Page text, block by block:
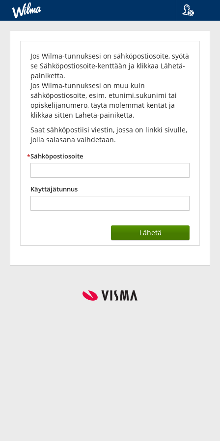
English
Unohditko
salasanasi?
Jos Wilma-tunnuksesi on sähköpostiosoite, syötä
se Sähköpostiosoite-kenttään ja klikkaa Lähetä-
painiketta.
Jos Wilma-tunnuksesi on muu kuin
sähköpostiosoite, esim. etunimi.sukunimi tai
opiskelijanumero, täytä molemmat kentät ja
klikkaa sitten Lähetä-painiketta.
Saat sähköpostiisi viestin, jossa on linkki sivulle,
jolla salasana vaihdetaan.
Sähköpostiosoite
Käyttäjätunnus